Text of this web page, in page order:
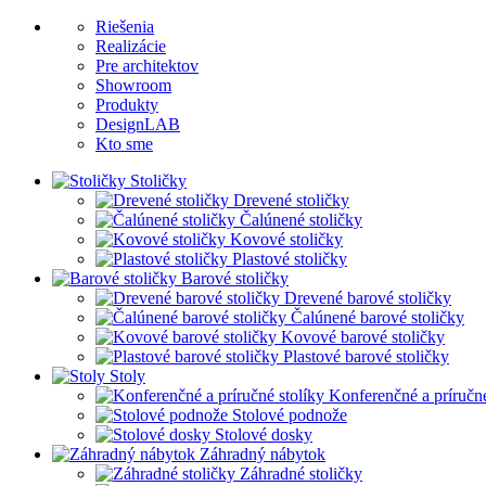
Riešenia
Realizácie
Pre architektov
Showroom
Produkty
DesignLAB
Kto sme
Stoličky
Drevené stoličky
Čalúnené stoličky
Kovové stoličky
Plastové stoličky
Barové stoličky
Drevené barové stoličky
Čalúnené barové stoličky
Kovové barové stoličky
Plastové barové stoličky
Stoly
Konferenčné a
Stolové podnože
Stolové dosky
Záhradný nábytok
Záhradné stoličky